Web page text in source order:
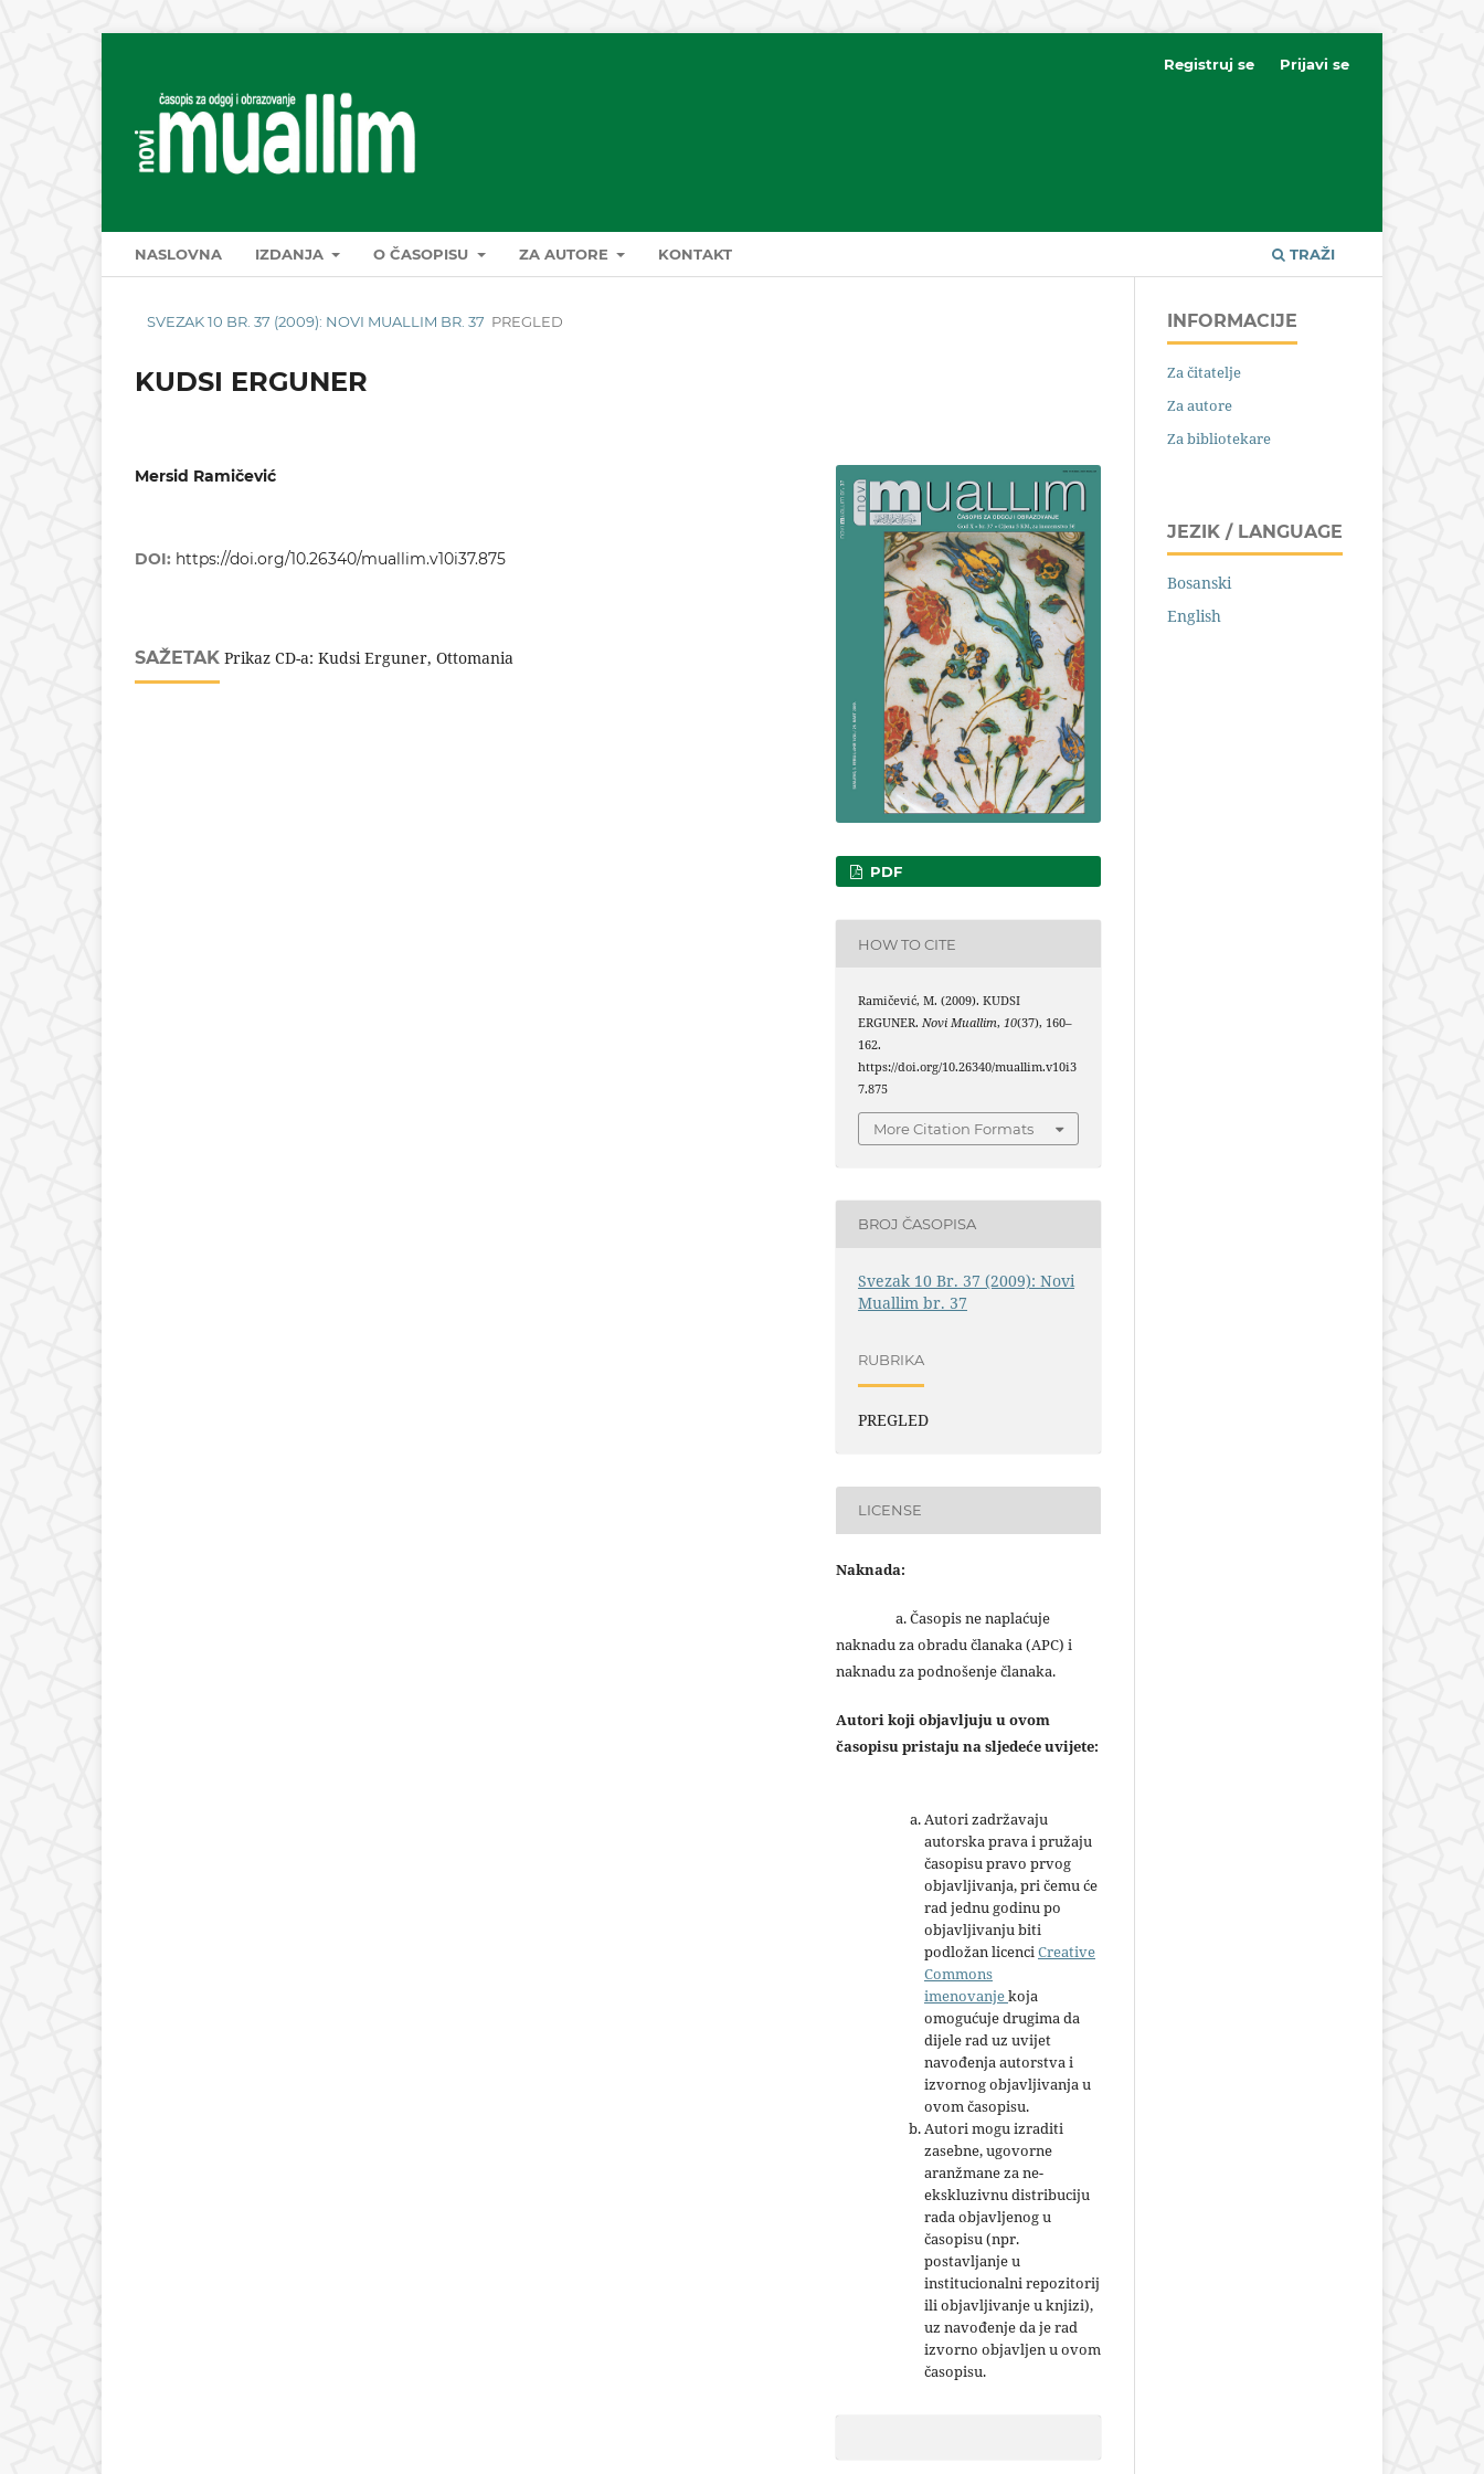
NASLOVNA IZDANJA O ČASOPISU ZA AUTORE KONTAKT TRAŽI
Registruj se Prijavi se
SVEZAK 10 BR. 37 (2009): NOVI MUALLIM BR. 37 PREGLED
KUDSI ERGUNER
Mersid Ramičević
DOI: https://doi.org/10.26340/muallim.v10i37.875
SAŽETAK Prikaz CD-a: Kudsi Erguner, Ottomania
PDF
HOW TO CITE
Ramičević, M. (2009). KUDSI
ERGUNER.Novi Muallim,10(37), 160–
162.
https://doi.org/10.26340/muallim.v10i3
7.875
More Citation Formats
BROJ ČASOPISA
Svezak 10 Br. 37 (2009): Novi
Muallim br. 37
RUBRIKA
PREGLED
LICENSE
Naknada:
a. Časopis ne naplaćuje
naknadu za obradu članaka (APC) i
naknadu za podnošenje članaka.
Autori koji objavljuju u ovom
časopisu pristaju na sljedeće uvijete:
Autori zadržavaju
autorska prava i pružaju
časopisu pravo prvog
objavljivanja, pri čemu će
rad jednu godinu po
objavljivanju biti
podložan licenciCreative
Commons
imenovanjekoja
omogućuje drugima da
dijele rad uz uvijet
navođenja autorstva i
izvornog objavljivanja u
ovom časopisu.
Autori mogu izraditi
zasebne, ugovorne
aranžmane za ne-
ekskluzivnu distribuciju
rada objavljenog u
časopisu (npr.
postavljanje u
institucionalni repozitorij
ili objavljivanje u knjizi),
uz navođenje da je rad
izvorno objavljen u ovom
časopisu.
INFORMACIJE
Za čitatelje
Za autore
Za bibliotekare
JEZIK / LANGUAGE
Bosanski
English